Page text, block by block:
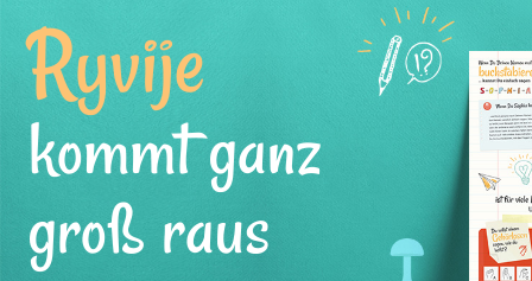
Ryvije
kommt ganz
groß raus